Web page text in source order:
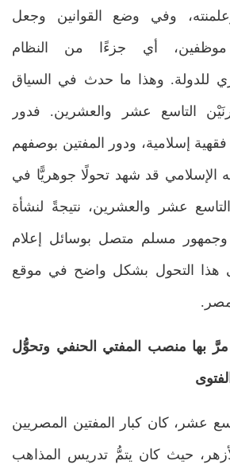
وفي وضع القوانين وجعل
موظفين، أي جزءًا من النظام
للدولة. وهذا ما حدث في السياق
التاسع عشر والعشرين. فدور
فقهية إسلامية، ودور المفتين بوصفهم
قد شهد تحولًا جوهريًّا في
عشر والعشرين، نتيجةً لنشأة
وجمهور مسلم متصل بوسائل إعلام
هذا التحول بشكل واضح في موقع
مرَّ بها منصب المفتي الحنفي وتحوُّل
عشر، كان كبار المفتين المصريين
حيث كان يتمُّ تدريس المذاهب